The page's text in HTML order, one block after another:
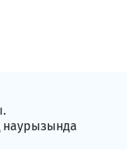
наурызында